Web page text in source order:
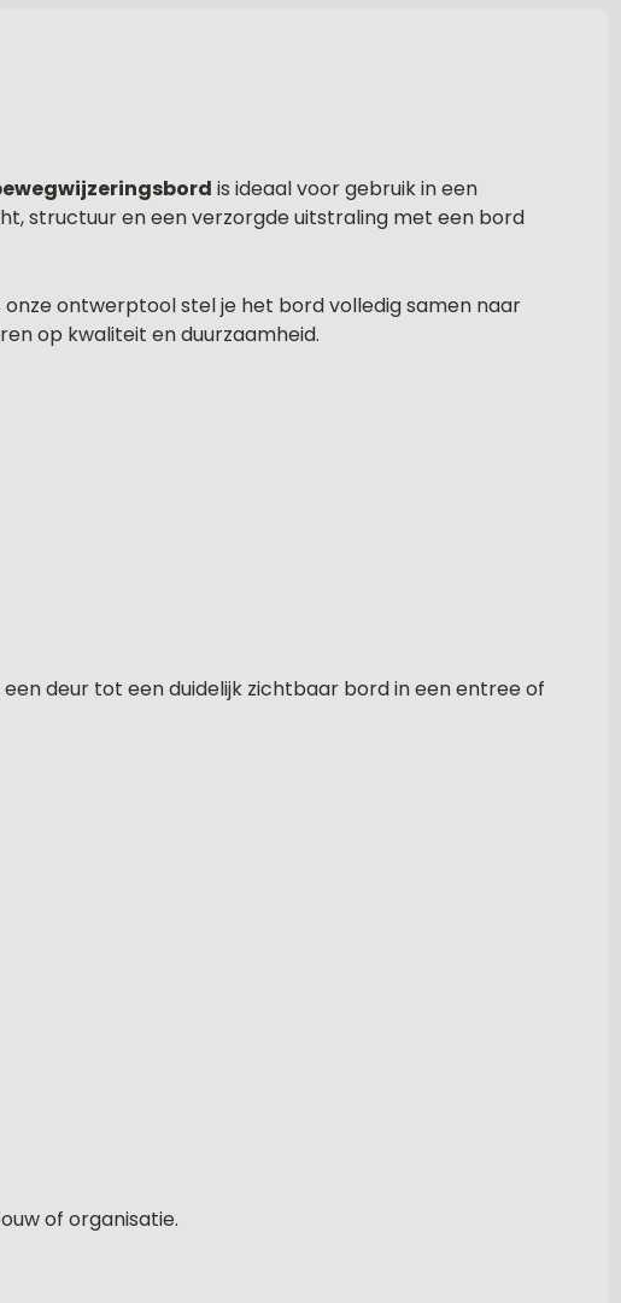
is ideaal voor gebruik in een
structuur en een verzorgde uitstraling met een bord
ontwerptool stel je het bord volledig samen naar
op kwaliteit en duurzaamheid.
deur tot een duidelijk zichtbaar bord in een entree of
of organisatie.